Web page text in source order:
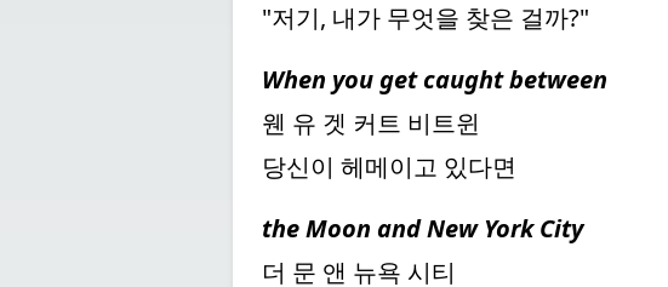
"저기, 내가 무엇을 찾은 걸까?"
When you get caught between
웬 유 겟 커트 비트윈
당신이 헤메이고 있다면
the Moon and New York City
더 문 앤 뉴욕 시티